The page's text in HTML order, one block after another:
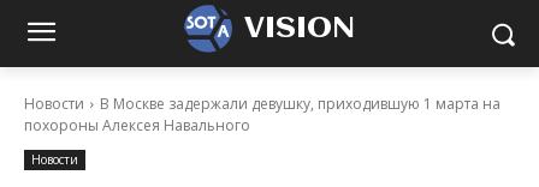
VISION
Новости
В Москве задержали девушку, приходившую 1 марта на
похороны Алексея Навального
Новости